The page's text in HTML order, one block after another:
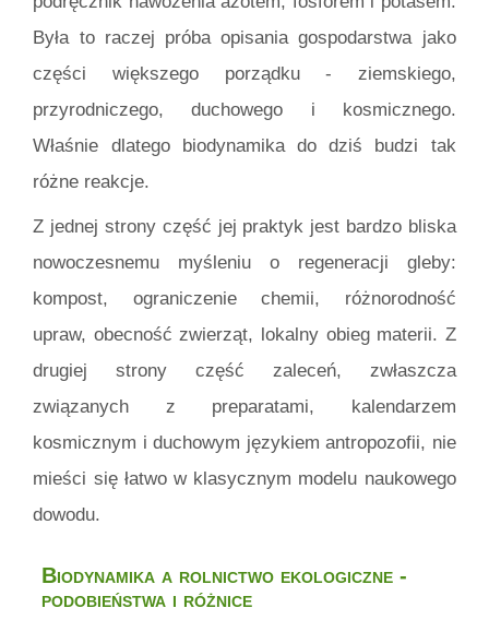
Była to raczej próba opisania gospodarstwa jako
części większego porządku - ziemskiego,
przyrodniczego, duchowego i kosmicznego.
Właśnie dlatego biodynamika do dziś budzi tak
różne reakcje.
Z jednej strony część jej praktyk jest bardzo bliska
nowoczesnemu myśleniu o regeneracji gleby:
kompost, ograniczenie chemii, różnorodność
upraw, obecność zwierząt, lokalny obieg materii. Z
drugiej strony część zaleceń, zwłaszcza
związanych z preparatami, kalendarzem
kosmicznym i duchowym językiem antropozofii, nie
mieści się łatwo w klasycznym modelu naukowego
dowodu.
Biodynamika a rolnictwo ekologiczne -
podobieństwa i różnice